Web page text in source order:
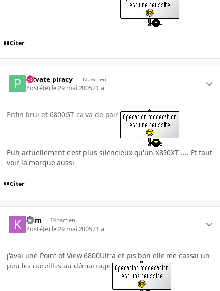
Citer
Private piracy INpactien
Posté(e) le 29 mai 200521 a
Enfin brui et 6800GT ca va de pair
Euh actuellement c'est plus silencieux qu'un X850XT .... Et faut
voir la marque aussi
Citer
-Kim INpactien
Posté(e) le 29 mai 200521 a
j'avai une Point of View 6800Ultra et pis bon elle me cassai un
peu les noreilles au démarrage